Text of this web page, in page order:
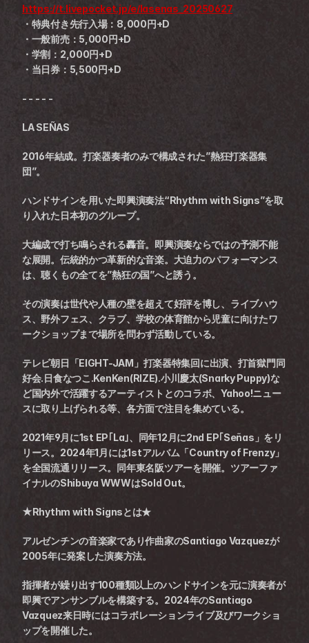
https://t.livepocket.jp/e/lasenas_20250627
・特典付き先行入場：8,000円+D
・一般前売：5,000円+D
・学割：2,000円+D
・当日券：5,500円+D
- - - - -
LA SEÑAS
2016年結成。打楽器奏者のみで構成された”熱狂打楽器集
団”。
ハンドサインを用いた即興演奏法“Rhythm with Signs”を取
り入れた日本初のグループ。
大編成で打ち鳴らされる轟音。即興演奏ならではの予測不能
な展開。伝統的かつ革新的な音楽。大迫力のパフォーマンス
は、聴くもの全てを”熱狂の国”へと誘う。
その演奏は世代や人種の壁を超えて好評を博し、ライブハウ
ス、野外フェス、クラブ、学校の体育館から児童に向けたワ
ークショップまで場所を問わず活動している。
テレビ朝日「EIGHT-JAM」打楽器特集回に出演、打首獄門同
好会.日食なつこ.KenKen(RIZE).小川慶太(Snarky Puppy)な
ど国内外で活躍するアーティストとのコラボ、Yahoo!ニュー
スに取り上げられる等、各方面で注目を集めている。
2021年9月に1st EP｢La｣、同年12月に2nd EP｢Señas」をリ
リース。2024年1月には1stアルバム「Country of Frenzy」
を全国流通リリース。同年東名阪ツアーを開催。ツアーファ
イナルのShibuya WWWはSold Out。
★Rhythm with Signsとは★
アルゼンチンの音楽家であり作曲家のSantiago Vazquezが
2005年に発案した演奏方法。
指揮者が繰り出す100種類以上のハンドサインを元に演奏者が
即興でアンサンブルを構築する。2024年のSantiago
Vazquez来日時にはコラボレーションライブ及びワークショ
ップを開催した。